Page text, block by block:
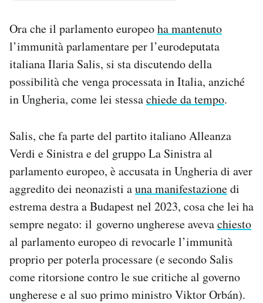
CALENDARIO
AREA PERSONALE
Newsletter
Notifiche mobile
Hai bisogno di aiuto?
Esci
Ora che il parlamento europeoha mantenuto
l’immunità parlamentare per l’eurodeputata
italiana Ilaria Salis, si sta discutendo della
possibilità che venga processata in Italia, anziché
in Ungheria, come lei stessachiede da tempo.
Salis, che fa parte del partito italiano Alleanza
Verdi e Sinistra e del gruppo La Sinistra al
parlamento europeo, è accusata in Ungheria di aver
aggredito dei neonazisti auna manifestazionedi
estrema destra a Budapest nel 2023, cosa che lei ha
sempre negato: il governo ungherese avevachiesto
al parlamento europeo di revocarle l’immunità
proprio per poterla processare (e secondo Salis
come ritorsione contro le sue critiche al governo
ungherese e al suo primo ministro Viktor Orbán).